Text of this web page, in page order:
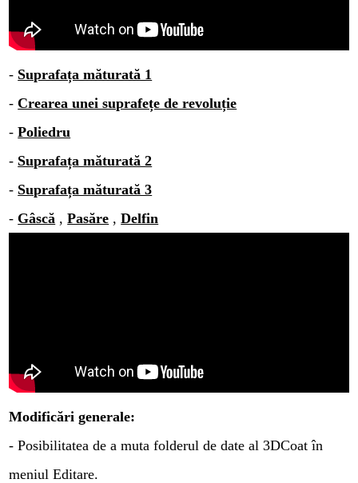
- Suprafața măturată 1
-Crearea unei suprafețe de revoluție
-Poliedru
- Suprafața măturată 2
- Suprafața măturată 3
- Gâscă ,Pasăre ,Delfin
Modificări generale:
- Posibilitatea de a muta folderul de date al 3DCoat în
meniul Editare.